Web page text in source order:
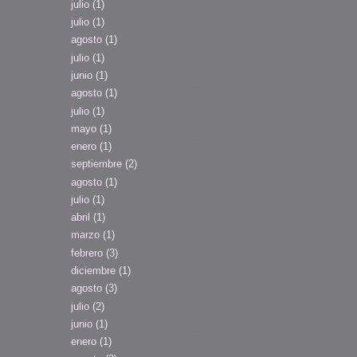
julio (1)
julio (1)
agosto (1)
julio (1)
junio (1)
agosto (1)
julio (1)
mayo (1)
enero (1)
septiembre (2)
agosto (1)
julio (1)
abril
(1)
marzo (1)
febrero (3)
diciembre (1)
agosto (3)
julio (2)
junio (1)
enero (1)